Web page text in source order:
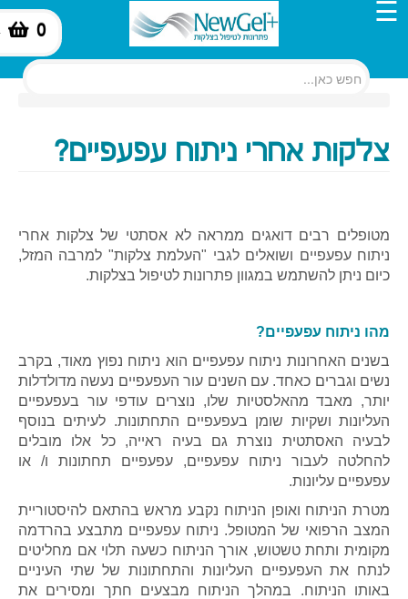
0
☰
צלקות אחרי ניתוח עפעפיים?
מטופלים רבים דואגים ממראה לא אסתטי של צלקות אחרי
ניתוח עפעפיים ושואלים לגבי "העלמת צלקות" למרבה המזל,
כיום ניתן להשתמש במגוון פתרונות לטיפול בצלקות.
מהו ניתוח עפעפיים?
בשנים האחרונות ניתוח עפעפיים הוא ניתוח נפוץ מאוד, בקרב
נשים וגברים כאחד. עם השנים עור העפעפיים נעשה מדולדלות
יותר, מאבד מהאלסטיות שלו, נוצרים עודפי עור בעפעפיים
העליונות ושקיות שומן בעפעפיים התחתונות. לעיתים בנוסף
לבעיה האסתטית נוצרת גם בעיה ראייה, כל אלו מובלים
להחלטה לעבור ניתוח עפעפיים, עפעפיים תחתונות ו/ או
עפעפיים עליונות.
מטרת הניתוח ואופן הניתוח נקבע מראש בהתאם להיסטוריית
המצב הרפואי של המטופל. ניתוח עפעפיים מתבצע בהרדמה
מקומית ותחת טשטוש, אורך הניתוח כשעה תלוי אם מחליטים
לנתח את העפעפיים העליונות והתחתונות של שתי העיניים
באותו הניתוח. במהלך הניתוח מבצעים חתך ומסירים את